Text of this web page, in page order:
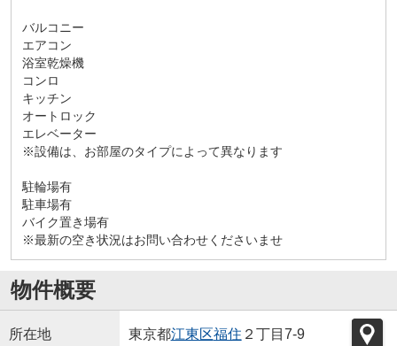
バルコニー
エアコン
浴室乾燥機
コンロ
キッチン
オートロック
エレベーター
※設備は、お部屋のタイプによって異なります
駐輪場有
駐車場有
バイク置き場有
※最新の空き状況はお問い合わせくださいませ
物件概要
所在地 東京都江東区福住 ２丁目7-9